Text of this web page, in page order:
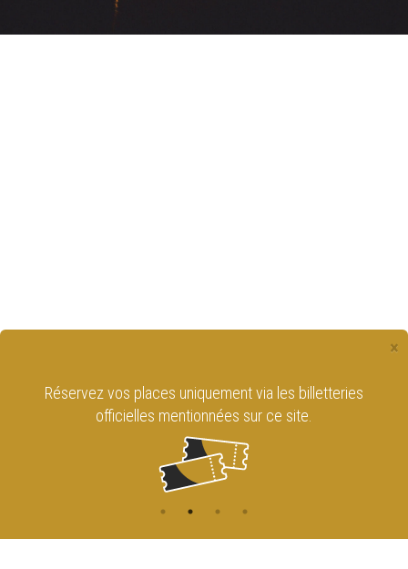
×
Réservez vos places uniquement via les billetteries
officielles mentionnées sur ce site.